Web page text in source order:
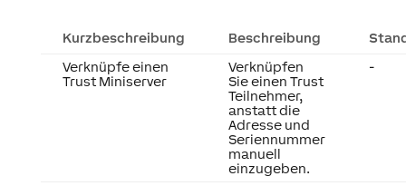
Kurzbeschreibung Beschreibung
Verknüpfe einen
Trust Miniserver
Verknüpfen
Sie einen Trust
Teilnehmer,
anstatt die
Adresse und
Seriennummer
manuell
einzugeben.
-